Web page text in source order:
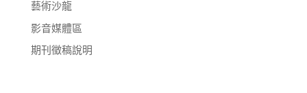
藝術沙龍
影音媒體區
期刊徵稿說明